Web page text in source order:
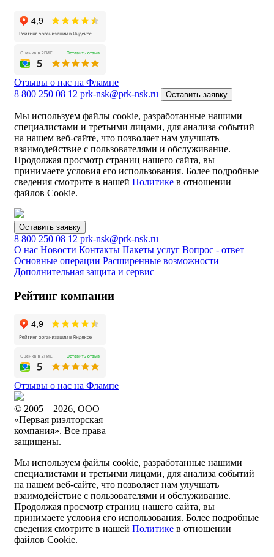
Отзывы о нас на Флампе
8 800 250 08 12 prk-nsk@prk-nsk.ru Оставить заявку
Мы используем файлы cookie, разработанные нашими
специалистами и третьими лицами, для анализа событий
на нашем веб-сайте, что позволяет нам улучшать
взаимодействие с пользователями и обслуживание.
Продолжая просмотр страниц нашего сайта, вы
принимаете условия его использования. Более подробные
сведения смотрите в нашей Политике в отношении
файлов Cookie.
Оставить заявку
8 800 250 08 12 prk-nsk@prk-nsk.ru
О нас Новости Контакты Пакеты услуг Вопрос - ответ
Основные операции Расширенные возможности
Дополнительная защита и сервис
Рейтинг компании
Отзывы о нас на Флампе
© 2005—2026, ООО
«Первая риэлторская
компания». Все права
защищены.
Мы используем файлы cookie, разработанные нашими
специалистами и третьими лицами, для анализа событий
на нашем веб-сайте, что позволяет нам улучшать
взаимодействие с пользователями и обслуживание.
Продолжая просмотр страниц нашего сайта, вы
принимаете условия его использования. Более подробные
сведения смотрите в нашей Политике в отношении
файлов Cookie.